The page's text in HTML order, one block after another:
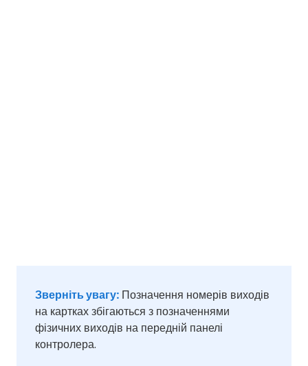
Зверніть увагу: Позначення номерів виходів
на картках збігаються з позначеннями
фізичних виходів на передній панелі
контролера.